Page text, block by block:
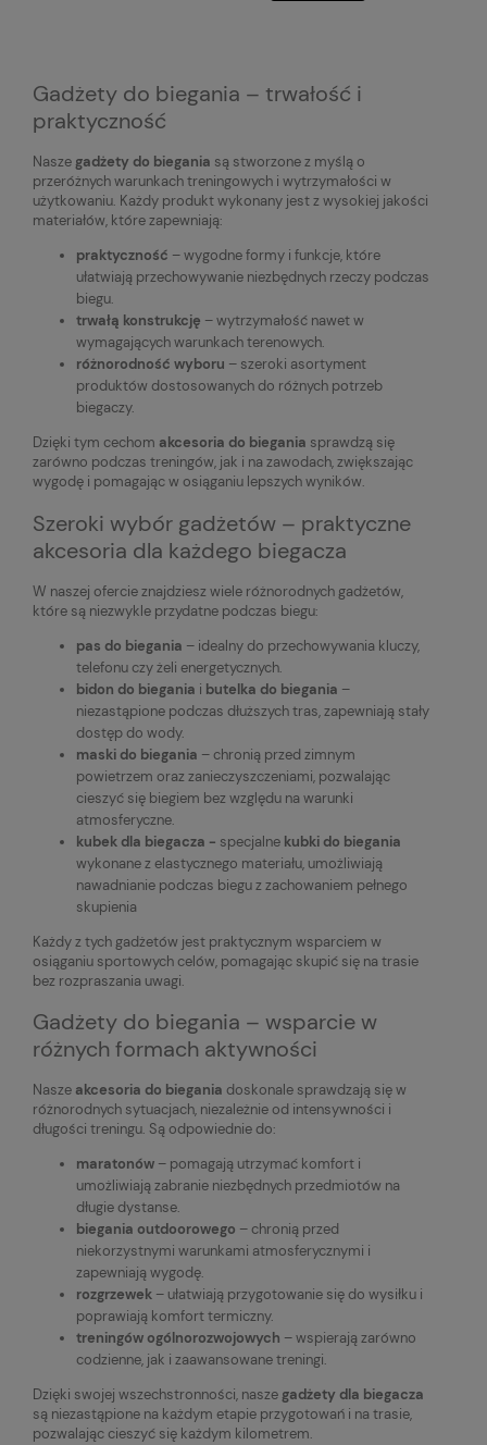
Gadżety do biegania – trwałość i
praktyczność
Naszegadżety do biegania są stworzone z myślą o
przeróżnych warunkach treningowych i wytrzymałości w
użytkowaniu. Każdy produkt wykonany jest z wysokiej jakości
materiałów, które zapewniają:
praktyczność – wygodne formy i funkcje, które
ułatwiają przechowywanie niezbędnych rzeczy podczas
biegu.
trwałą konstrukcję – wytrzymałość nawet w
wymagających warunkach terenowych.
różnorodność wyboru – szeroki asortyment
produktów dostosowanych do różnych potrzeb
biegaczy.
Dzięki tym cechom akcesoria do biegania sprawdzą się
zarówno podczas treningów, jak i na zawodach, zwiększając
wygodę i pomagając w osiąganiu lepszych wyników.
Szeroki wybór gadżetów – praktyczne
akcesoria dla każdego biegacza
W naszej ofercie znajdziesz wiele różnorodnych gadżetów,
które są niezwykle przydatne podczas biegu:
pas do biegania – idealny do przechowywania kluczy,
telefonu czy żeli energetycznych.
bidon do biegania i butelka do biegania –
niezastąpione podczas dłuższych tras, zapewniają stały
dostęp do wody.
maski do biegania – chronią przed zimnym
powietrzem oraz zanieczyszczeniami, pozwalając
cieszyć się biegiem bez względu na warunki
atmosferyczne.
kubek dla biegacza - specjalne kubki do biegania
wykonane z elastycznego materiału, umożliwiają
nawadnianie podczas biegu z zachowaniem pełnego
skupienia
Każdy z tych gadżetów jest praktycznym wsparciem w
osiąganiu sportowych celów, pomagając skupić się na trasie
bez rozpraszania uwagi.
Gadżety do biegania – wsparcie w
różnych formach aktywności
Nasze akcesoria do biegania doskonale sprawdzają się w
różnorodnych sytuacjach, niezależnie od intensywności i
długości treningu. Są odpowiednie do:
maratonów – pomagają utrzymać komfort i
umożliwiają zabranie niezbędnych przedmiotów na
długie dystanse.
biegania outdoorowego – chronią przed
niekorzystnymi warunkami atmosferycznymi i
zapewniają wygodę.
rozgrzewek – ułatwiają przygotowanie się do wysiłku i
poprawiają komfort termiczny.
treningów ogólnorozwojowych – wspierają zarówno
codzienne, jak i zaawansowane treningi.
Dzięki swojej wszechstronności, nasze gadżety dla biegacza
są niezastąpione na każdym etapie przygotowań i na trasie,
pozwalając cieszyć się każdym kilometrem.